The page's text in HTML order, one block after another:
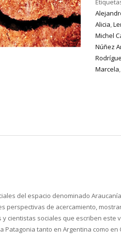
Alicia,
Michel
Núñez
Marcela,
del espacio denominado
de acercamiento,
cientistas sociales que escriben
tanto en Argentina como